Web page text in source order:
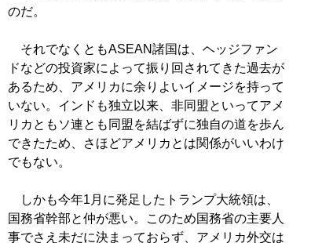
のだ。
それでなくともASEAN諸国は、ヘッジファン
ドなどの投資家によって振り回されてきた過去が
あるため、アメリカに余りよいイメージを持って
いない。インドも独立以来、非同盟といってアメ
リカともソ連とも同盟を結ばずに独自の道を歩ん
できたため、さほどアメリカとは関係がいいわけ
でもない。
しかも今年1月に発足したトランプ大統領は、
国務省幹部と仲が悪い。このため国務省の主要人
事でさえ未だに決まっておらず、アメリカ外交は